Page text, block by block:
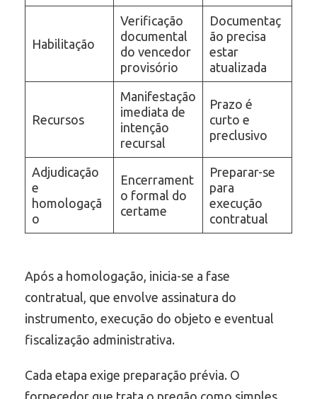
Habilitação
Verificação
documental
do vencedor
provisório
Documentaç
ão precisa
estar
atualizada
Recursos
Manifestação
imediata de
intenção
recursal
Prazo é
curto e
preclusivo
Adjudicação
e
homologaçã
o
Encerrament
o formal do
certame
Preparar-se
para
execução
contratual
Após a homologação, inicia-se a fase
contratual, que envolve assinatura do
instrumento, execução do objeto e eventual
fiscalização administrativa.
Cada etapa exige preparação prévia. O